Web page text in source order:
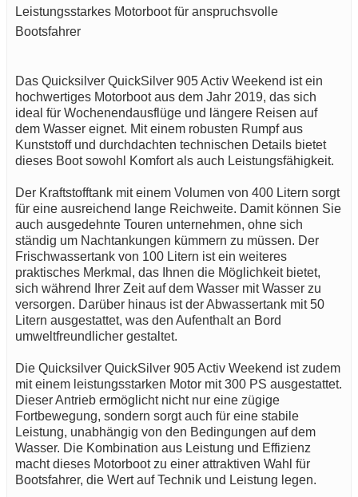
Leistungsstarkes Motorboot für anspruchsvolle
Bootsfahrer
Das Quicksilver QuickSilver 905 Activ Weekend ist ein
hochwertiges Motorboot aus dem Jahr 2019, das sich
ideal für Wochenendausflüge und längere Reisen auf
dem Wasser eignet. Mit einem robusten Rumpf aus
Kunststoff und durchdachten technischen Details bietet
dieses Boot sowohl Komfort als auch Leistungsfähigkeit.
Der Kraftstofftank mit einem Volumen von 400 Litern sorgt
für eine ausreichend lange Reichweite. Damit können Sie
auch ausgedehnte Touren unternehmen, ohne sich
ständig um Nachtankungen kümmern zu müssen. Der
Frischwassertank von 100 Litern ist ein weiteres
praktisches Merkmal, das Ihnen die Möglichkeit bietet,
sich während Ihrer Zeit auf dem Wasser mit Wasser zu
versorgen. Darüber hinaus ist der Abwassertank mit 50
Litern ausgestattet, was den Aufenthalt an Bord
umweltfreundlicher gestaltet.
Die Quicksilver QuickSilver 905 Activ Weekend ist zudem
mit einem leistungsstarken Motor mit 300 PS ausgestattet.
Dieser Antrieb ermöglicht nicht nur eine zügige
Fortbewegung, sondern sorgt auch für eine stabile
Leistung, unabhängig von den Bedingungen auf dem
Wasser. Die Kombination aus Leistung und Effizienz
macht dieses Motorboot zu einer attraktiven Wahl für
Bootsfahrer, die Wert auf Technik und Leistung legen.